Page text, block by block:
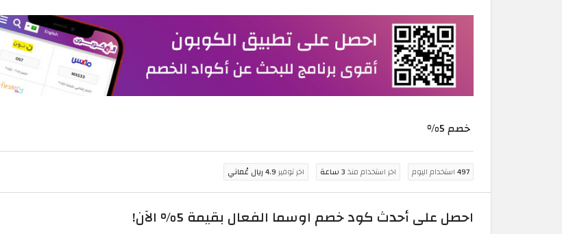
خصم 5%
497استخدام اليوم اخر استخدام منذ3 ساعة اخر توفير4.9 ريال عُماني
احصل على أحدث كود خصم اوسما الفعال بقيمة 5% الآن!